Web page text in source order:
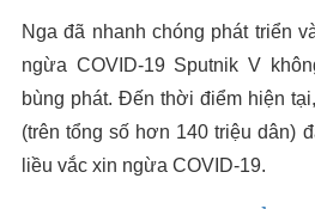
Nga đã nhanh chóng phát triển
ngừa COVID-19 Sputnik V
bùng phát. Đến thời điểm hiện
(trên tổng số hơn 140 triệu dân)
liều vắc xin ngừa COVID-19.